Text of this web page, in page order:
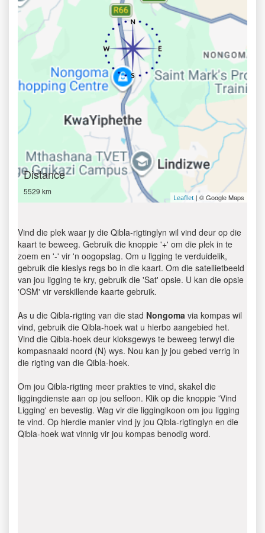
Distance
5529 km
Leaflet | © Google Maps
Vind die plek waar jy die Qibla-rigtinglyn wil vind deur op die
kaart te beweeg. Gebruik die knoppie '+' om die plek in te
zoem en '-' vir 'n oogopslag. Om u ligging te verduidelik,
gebruik die kieslys regs bo in die kaart. Om die satellietbeeld
van jou ligging te kry, gebruik die 'Sat' opsie. U kan die opsie
'OSM' vir verskillende kaarte gebruik.
As u die Qibla-rigting van die stad Nongoma via kompas wil
vind, gebruik die Qibla-hoek wat u hierbo aangebied het.
Vind die Qibla-hoek deur kloksgewys te beweeg terwyl die
kompasnaald noord (N) wys. Nou kan jy jou gebed verrig in
die rigting van die Qibla-hoek.
Om jou Qibla-rigting meer prakties te vind, skakel die
liggingdienste aan op jou selfoon. Klik op die knoppie 'Vind
Ligging' en bevestig. Wag vir die liggingikoon om jou ligging
te vind. Op hierdie manier vind jy jou Qibla-rigtinglyn en die
Qibla-hoek wat vinnig vir jou kompas benodig word.